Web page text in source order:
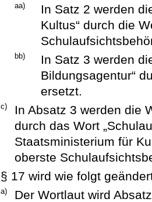
aa)
In Satz 2 werden
Kultus“ durch die
bb)
In Satz 3 werden
Bildungsagentur“
ersetzt.
c)
In Absatz 3 werden die
durch das Wort
Staatsministerium für
oberste
§ 17 wird wie folgt
a)
Der Wortlaut wird